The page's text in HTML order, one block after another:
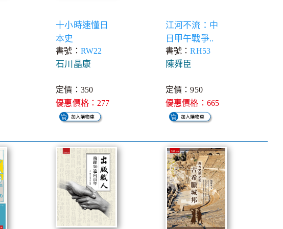
十小時速懂日
本史
書號： RW22
石川晶康
定價：350
優惠價格：277
江河不流：中
日甲午戰爭..
書號：RH53
陳舜臣
定價：950
優惠價格：665